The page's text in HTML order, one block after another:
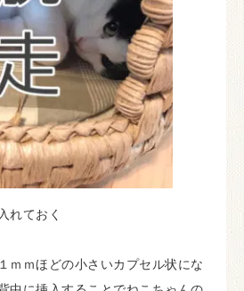
れておく
ｍｍほどの小さいカプセル状にな